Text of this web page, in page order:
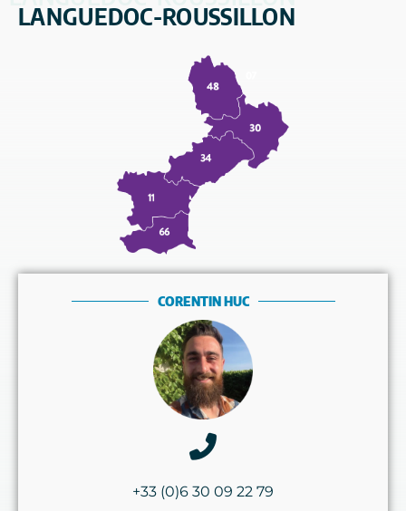
LANGUEDOC-ROUSSILLON
CORENTIN HUC
+33 (0)6 30 09 22 79